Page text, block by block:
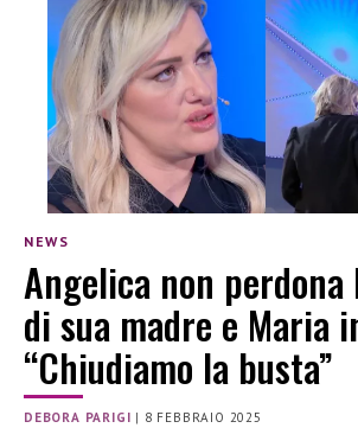
NEWS
Angelica non perdona
di sua madre e Maria
“Chiudiamo la busta”
DEBORA PARIGI | 8 FEBBRAIO 2025